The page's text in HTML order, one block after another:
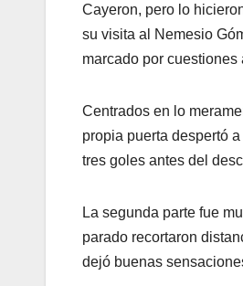
Cayeron, pero lo
su visita al Nemesio
marcado por
Centrados en lo
propia puerta despertó
tres goles antes del
La segunda parte fue
parado recortaron
dejó buenas